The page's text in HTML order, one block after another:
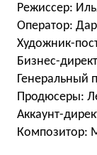
Режиссер:
Оператор:
Художник-
Бизнес-
Генеральный
Продюсеры:
Аккаунт-
Композитор: